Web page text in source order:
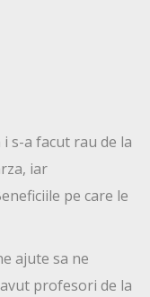
s-a facut rau de la
iar
pe care le
ajute sa ne
profesori de la